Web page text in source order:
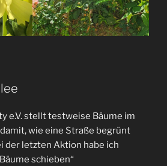
e.V. stellt testweise Bäume im
wie eine Straße begrünt
der letzten Aktion habe ich
schieben“